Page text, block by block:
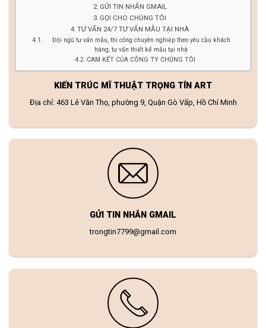
GỬI TIN NHẮN GMAIL
GỌI CHO CHÚNG TÔI
TƯ VẤN 24/7 TƯ VẤN MẪU TẠI NHÀ
Đội ngũ tư vấn mẫu, thi công chuyên nghiệp theo yêu cầu khách
hàng, tư vấn thiết kế mẫu tại nhà
CAM KẾT CỦA CÔNG TY CHÚNG TÔI
KIẾN TRÚC MĨ THUẬT TRỌNG TÍN ART
Địa chỉ: 463 Lê Văn Thọ, phường 9, Quận Gò Vấp, Hồ Chí Minh
GỬI TIN NHẮN GMAIL
trongtin7799@gmail.com